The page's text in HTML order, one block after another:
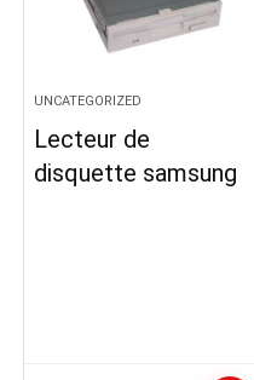
UNCATEGORIZED
Lecteur de
disquette samsung